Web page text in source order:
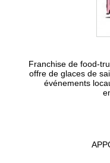
Franchise de food-
offre de glaces de
événements